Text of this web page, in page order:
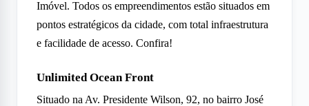
Imóvel. Todos os empreendimentos estão situados em
pontos estratégicos da cidade, com total infraestrutura
e facilidade de acesso. Confira!
Unlimited Ocean Front
Situado na Av. Presidente Wilson, 92, no bairro José